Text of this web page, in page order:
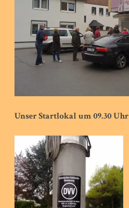
Unser Startlokal um 09.30 Uhr